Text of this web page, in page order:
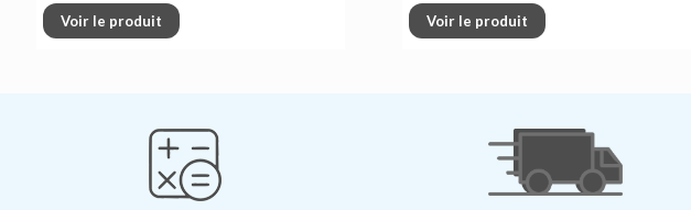
Voir le produit Voir le produit